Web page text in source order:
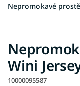
Nepromokavé
Wini
10000095587